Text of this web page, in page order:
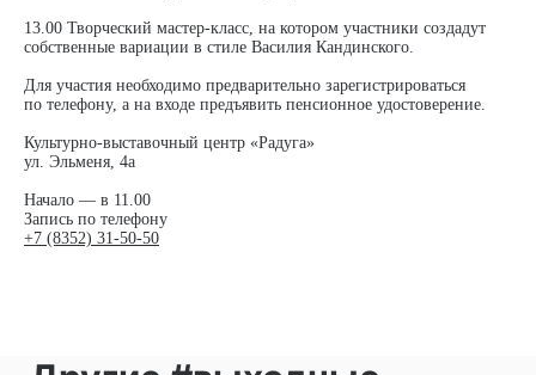
13.00 Творческий мастер-класс, на котором участники создадут
собственные вариации в стиле Василия Кандинского.
Для участия необходимо предварительно зарегистрироваться
по телефону, а на входе предъявить пенсионное удостоверение.
Культурно-выставочный центр «Радуга»
ул. Эльменя, 4а
Начало — в 11.00
Запись по телефону
+7 (8352) 31-50-50